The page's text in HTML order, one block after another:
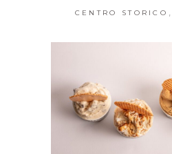
CENTRO STORICO ,